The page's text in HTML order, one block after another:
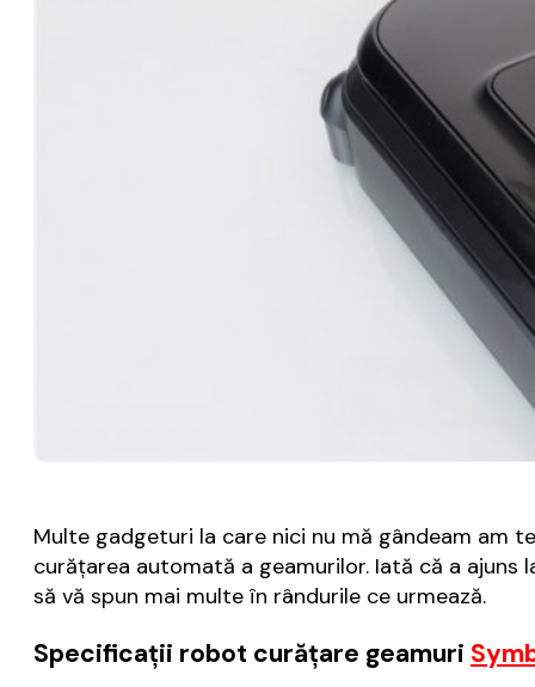
Multe gadgeturi la care nici nu mă gândeam am
curățarea automată a geamurilor. Iată că a ajuns
să vă spun mai multe în rândurile ce urmează.
Specificații robot curățare geamuri